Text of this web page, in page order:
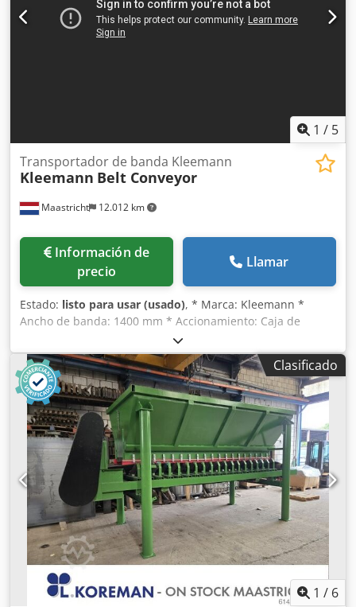
de cemento • Plantas de reciclaje • Transporte de
materiales a granel y agregados Estado: • Nuevo –
almacenado • Sin uso • Puede presentar pequeñas marcas
1 / 5
Maastricht 12.012 km
Transportador de banda Kleemann
Kleemann Belt Conveyor
Información de
precio
Llamar
Estado: listo para usar (usado), * Marca: Kleemann *
Ancho de banda: 1400 mm * Accionamiento: Caja de
engranajes de 15 kW Chsdpfx Ajywm Snsitsa * En stock: 1
unidad
Clasificado
1 / 6